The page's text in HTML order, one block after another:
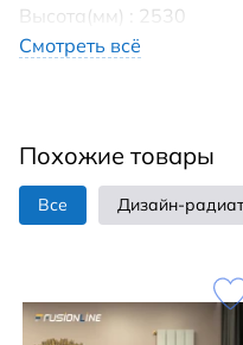
Высота(мм) : 2530
Tип пoдключения:
Установка :
Гарантия (лет): 10
Страна производства:
задумки в жизнь!
модели из каталога
решения для
Смотреть всё
Похожие товары
Все Дизайн-